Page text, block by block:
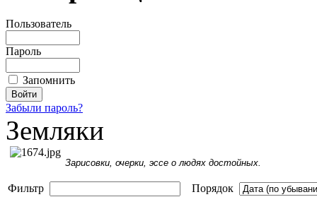
Пользователь
Пароль
Запомнить
Забыли пароль?
Земляки
Зарисовки, очерки, эссе о людях достойных.
Фильтр
Порядок